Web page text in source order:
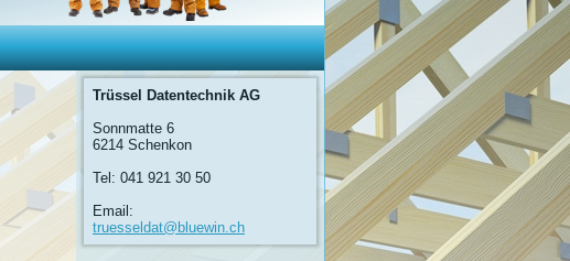
Trüssel Datentechnik AG
Sonnmatte 6
6214 Schenkon
Tel: 041 921 30 50
Email:
truesseldat@bluewin.ch